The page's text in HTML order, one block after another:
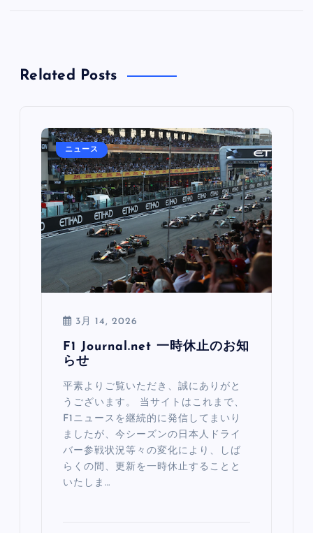
Related Posts
ニュース
3月 14, 2026
F1 Journal.net 一時休止のお知
らせ
平素よりご覧いただき、誠にありがと
うございます。 当サイトはこれまで、
F1ニュースを継続的に発信してまいり
ましたが、今シーズンの日本人ドライ
バー参戦状況等々の変化により、しば
らくの間、更新を一時休止することと
いたしま…